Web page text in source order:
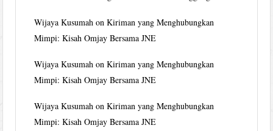
Wijaya Kusumah onKiriman yang Menghubungkan
Mimpi: Kisah Omjay Bersama JNE
Wijaya Kusumah onKiriman yang Menghubungkan
Mimpi: Kisah Omjay Bersama JNE
Wijaya Kusumah onKiriman yang Menghubungkan
Mimpi: Kisah Omjay Bersama JNE